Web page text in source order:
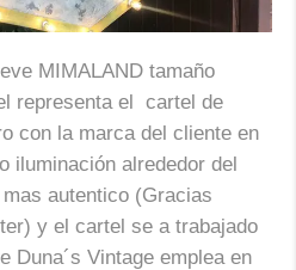
MIMALAND tamaño
representa el cartel de
con la marca del cliente en
iluminación alrededor del
autentico (Gracias
y el cartel se a trabajado
Duna´s Vintage emplea en